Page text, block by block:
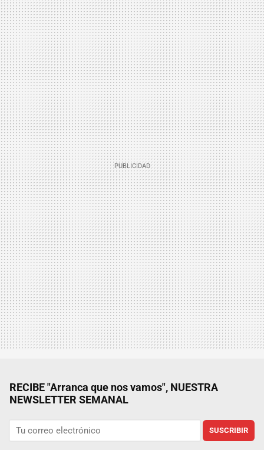
RECIBE "Arranca que nos vamos", NUESTRA
NEWSLETTER SEMANAL
SUSCRIBIR